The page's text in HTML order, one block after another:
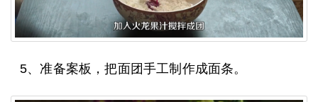
5、准备案板，把面团手工制作成面条。